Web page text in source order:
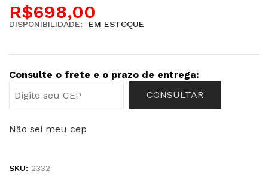
R$698,00
DISPONIBILIDADE: EM ESTOQUE
Consulte o frete e o prazo de entrega:
CONSULTAR
Não sei meu cep
SKU: 2332